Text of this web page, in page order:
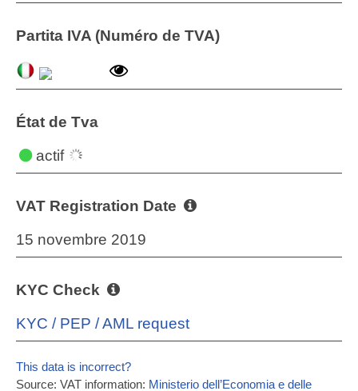
Partita IVA (Numéro de TVA)
État de Tva
actif
VAT Registration Date
15 novembre 2019
KYC Check
KYC / PEP / AML request
This data is incorrect?
Source: VAT information: Ministerio dell’Economia e delle